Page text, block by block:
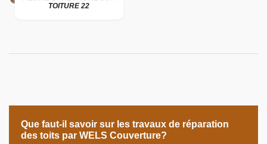
TOITURE 22
Que faut-il savoir sur les travaux de réparation
des toits par WELS Couverture?